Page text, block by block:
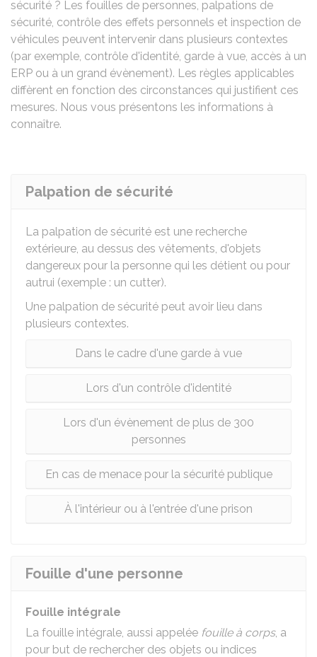
sécurité ? Les fouilles de personnes, palpations de
sécurité, contrôle des effets personnels et inspection de
véhicules peuvent intervenir dans plusieurs contextes
(par exemple, contrôle d'identité, garde à vue, accès à un
ERP ou à un grand évènement). Les règles applicables
diffèrent en fonction des circonstances qui justifient ces
mesures. Nous vous présentons les informations à
connaître.
Palpation de sécurité
La palpation de sécurité est une recherche
extérieure, au dessus des vêtements, d'objets
dangereux pour la personne qui les détient ou pour
autrui (exemple : un cutter).
Une palpation de sécurité peut avoir lieu dans
plusieurs contextes.
Dans le cadre d'une garde à vue
Lors d'un contrôle d'identité
Lors d'un évènement de plus de 300
personnes
En cas de menace pour la sécurité publique
À l'intérieur ou à l'entrée d'une prison
Fouille d'une personne
Fouille intégrale
La fouille intégrale, aussi appelée fouille à corps, a
pour but de rechercher des objets ou indices